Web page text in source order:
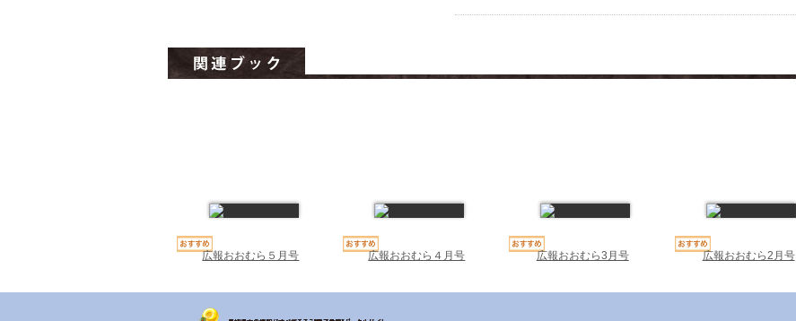
広報おおむら５月号 広報おおむら４月号 広報おおむら3月号 広報おおむら2月号